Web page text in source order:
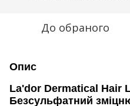
До обраного
Опис
La'dor Dermatical Hair
Безсульфатний